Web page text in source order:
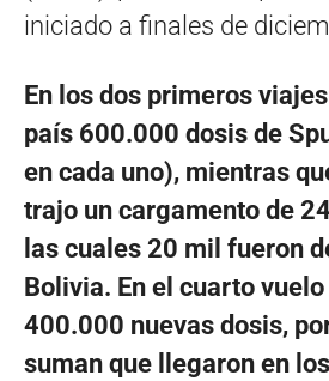
iniciado a finales de
En los dos primeros
país 600.000 dosis de
en cada uno), mientras
trajo un cargamento de
las cuales 20 mil fueron
Bolivia. En el cuarto
400.000 nuevas dosis,
suman que llegaron en